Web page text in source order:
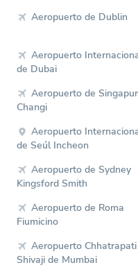
Aeropuerto de Dublin
Aeropuerto
de Dubai
Aeropuerto de Singapur
Changi
Aeropuerto
de Seúl Incheon
Aeropuerto de Sydney
Kingsford Smith
Aeropuerto de Roma
Fiumicino
Aeropuerto Chhatrapati
Shivaji de Mumbai